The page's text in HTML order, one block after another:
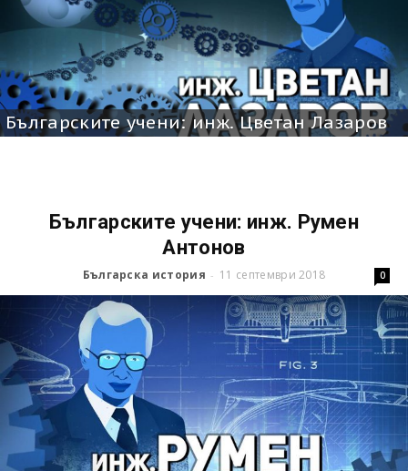
Българските учени: инж. Цветан Лазаров
Българските учени: инж. Румен
Антонов
Българска история - 11 септември 2018 0